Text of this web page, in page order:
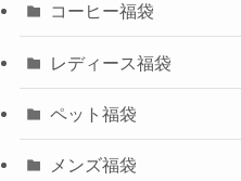
コーヒー福袋
レディース福袋
ペット福袋
メンズ福袋